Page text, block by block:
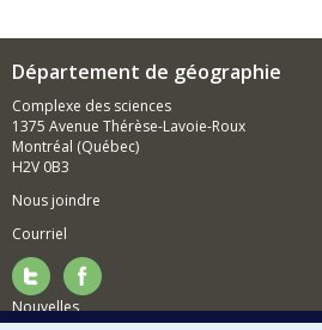
Département de géographie
Complexe des sciences
1375 Avenue Thérèse-Lavoie-Roux
Montréal (Québec)
H2V 0B3
Nous joindre
Courriel
Nouvelles